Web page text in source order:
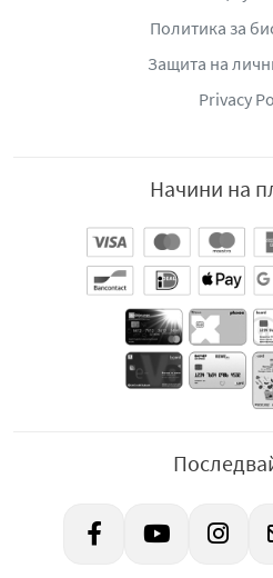
Политика за
Защита на
Privacy
Начини на